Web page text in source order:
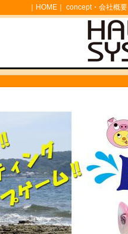
｜ HOME ｜ concept・会社概要